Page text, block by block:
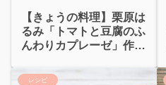
【きょうの料理】栗原は
るみ「トマトと豆腐のふ
んわりカプレーゼ」作り
レシピ